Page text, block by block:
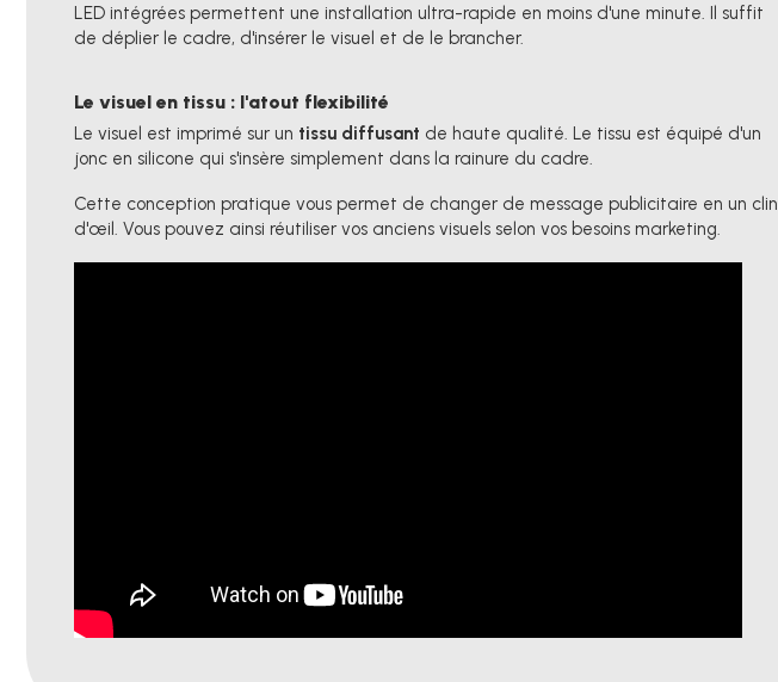
LED intégrées permettent une installation ultra-rapide en moins d'une minute. Il suffit
de déplier le cadre, d'insérer le visuel et de le brancher.
Le visuel en tissu : l'atout flexibilité
Le visuel est imprimé sur un tissu diffusant de haute qualité. Le tissu est équipé d'un
jonc en silicone qui s'insère simplement dans la rainure du cadre.
Cette conception pratique vous permet de changer de message publicitaire en un clin
d'œil. Vous pouvez ainsi réutiliser vos anciens visuels selon vos besoins marketing.